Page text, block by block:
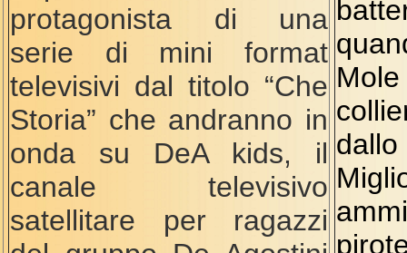
protagonista di una
serie di mini format
televisivi dal titolo “Che
Storia” che andranno in
onda su DeA kids, il
canale televisivo
satellitare per ragazzi